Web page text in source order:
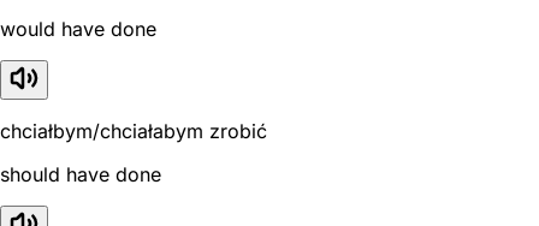
would have done
chciałbym/chciałabym zrobić
should have done